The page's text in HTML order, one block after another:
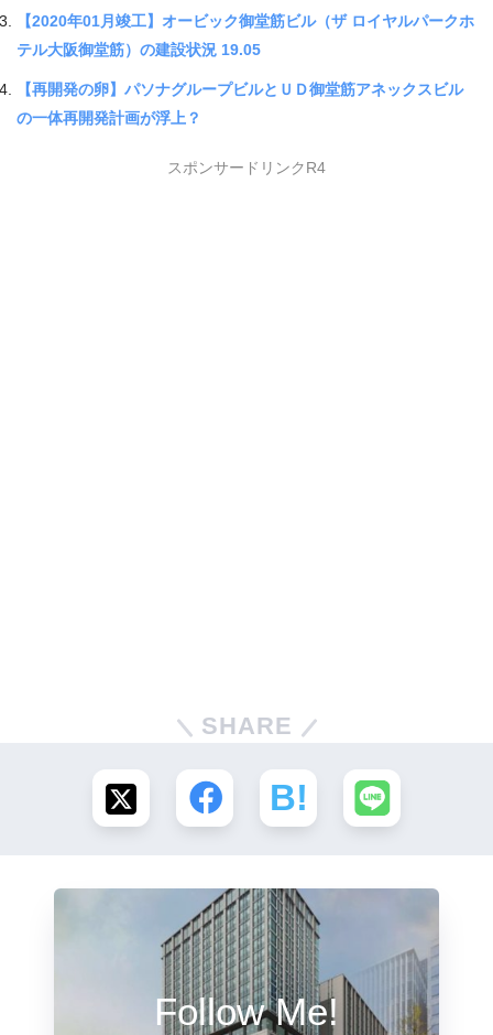
【2020年01月竣工】オービック御堂筋ビル（ザ ロイヤルパークホ
テル大阪御堂筋）の建設状況 19.05
【再開発の卵】パソナグループビルとＵＤ御堂筋アネックスビル
の一体再開発計画が浮上？
スポンサードリンクR4
SHARE
Follow Me!